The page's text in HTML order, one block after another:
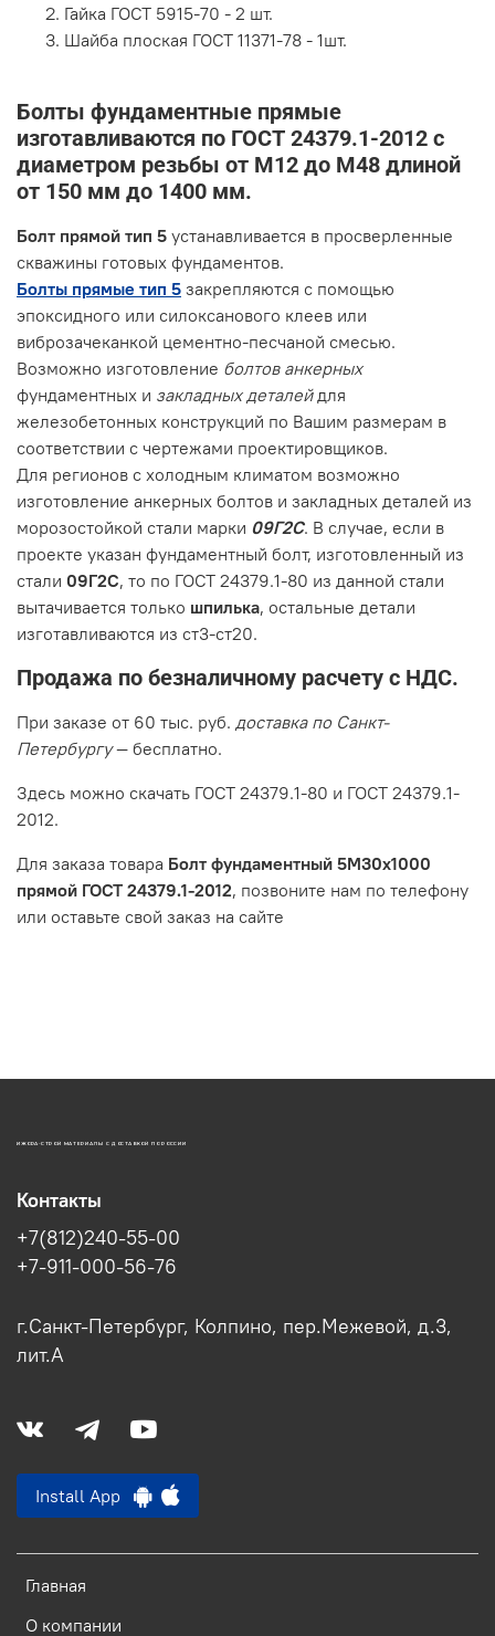
Гайка ГОСТ 5915-70 - 2 шт.
Шайба плоская ГОСТ 11371-78 - 1шт.
Болты фундаментные прямые
изготавливаются по ГОСТ 24379.1-2012 с
диаметром резьбы от М12 до М48 длиной
от 150 мм до 1400 мм.
Болт прямой тип 5 устанавливается в просверленные
скважины готовых фундаментов.
Болты прямые тип 5 закрепляются с помощью
эпоксидного или силоксанового клеев или
виброзачеканкой цементно-песчаной смесью.
Возможно изготовление болтов анкерных
фундаментных и закладных деталейдля
железобетонных конструкций по Вашим размерам в
соответствии с чертежами проектировщиков.
Для регионов с холодным климатом возможно
изготовление анкерных болтов и закладных деталей из
морозостойкой стали марки 09Г2С. В случае, если в
проекте указан фундаментный болт, изготовленный из
стали 09Г2С, то по ГОСТ 24379.1-80 из данной стали
вытачивается только шпилька, остальные детали
изготавливаются из ст3-ст20.
Продажа по безналичному расчету с НДС.
При заказе от 60 тыс. руб. доставка по Санкт-
Петербургу— бесплатно.
Здесь можно скачать ГОСТ 24379.1-80 и ГОСТ 24379.1-
2012.
Для заказа товара Болт фундаментный 5М30х1000
прямой ГОСТ 24379.1-2012, позвоните нам по телефону
или оставьте свой заказ на сайте
ИЖОРА-СТРОЙ МАТЕРИАЛЫ С ДОСТАВКОЙ ПО РОССИИ
Главная
О компании
Контакты
+7(812)240-55-00
+7-911-000-56-76
г.Санкт-Петербург, Колпино, пер.Межевой, д.3,
лит.А
Install App